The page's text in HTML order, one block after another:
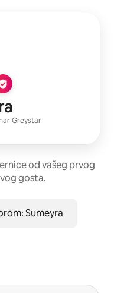
Greystar
od vašeg prvog
gosta.
Sumeyra